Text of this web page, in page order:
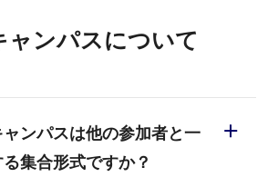
ャンパスについて
ンパスは他の参加者と一
集合形式ですか？